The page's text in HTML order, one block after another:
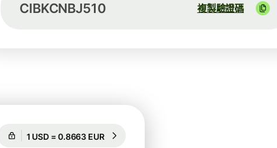
CIBKCNBJ510 複製驗證碼
匯率保證為期14小時